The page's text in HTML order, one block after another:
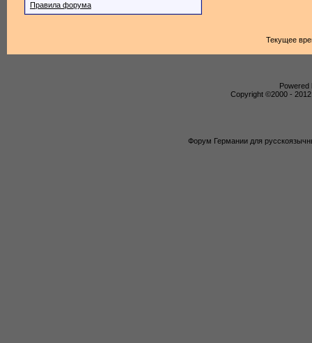
Правила форума
Текущее
Powered
Copyright ©2000 -
Форум Германии для